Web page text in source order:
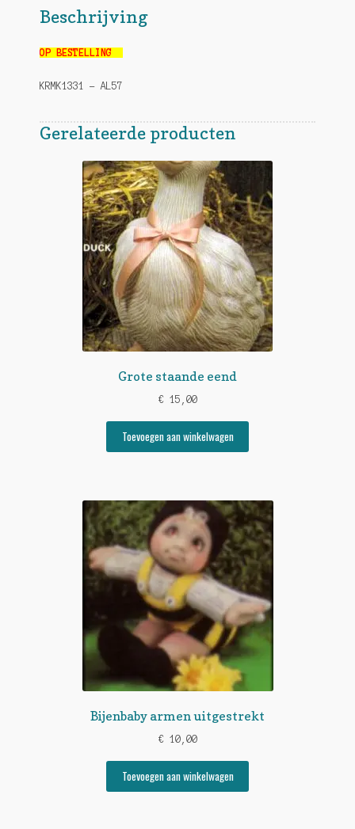
Beschrijving
OP BESTELLING
KRMK1331 – AL57
Gerelateerde producten
Grote staande eend
€ 15,00
Toevoegen aan winkelwagen
Bijenbaby armen uitgestrekt
€ 10,00
Toevoegen aan winkelwagen